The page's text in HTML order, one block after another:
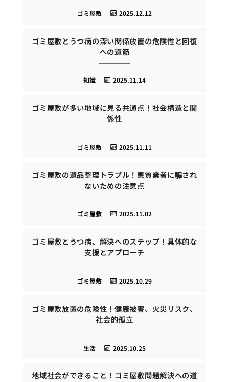
2025.12.12
ゴミ屋敷
ゴミ屋敷とうつ病の深い関係放置の危険性と回復
への道筋
2025.11.14
知識
ゴミ屋敷が多い地域に見る共通点！社会構造と関
係性
2025.11.11
ゴミ屋敷
ゴミ屋敷の遺品整理トラブル！悪質業者に騙され
ないための注意点
2025.11.02
ゴミ屋敷
ゴミ屋敷とうつ病、解決へのステップ！具体的な
支援とアプローチ
2025.10.29
ゴミ屋敷
ゴミ屋敷放置の危険性！健康被害、火災リスク、
社会的孤立
2025.10.25
生活
地域社会ができること！ゴミ屋敷問題解決への道